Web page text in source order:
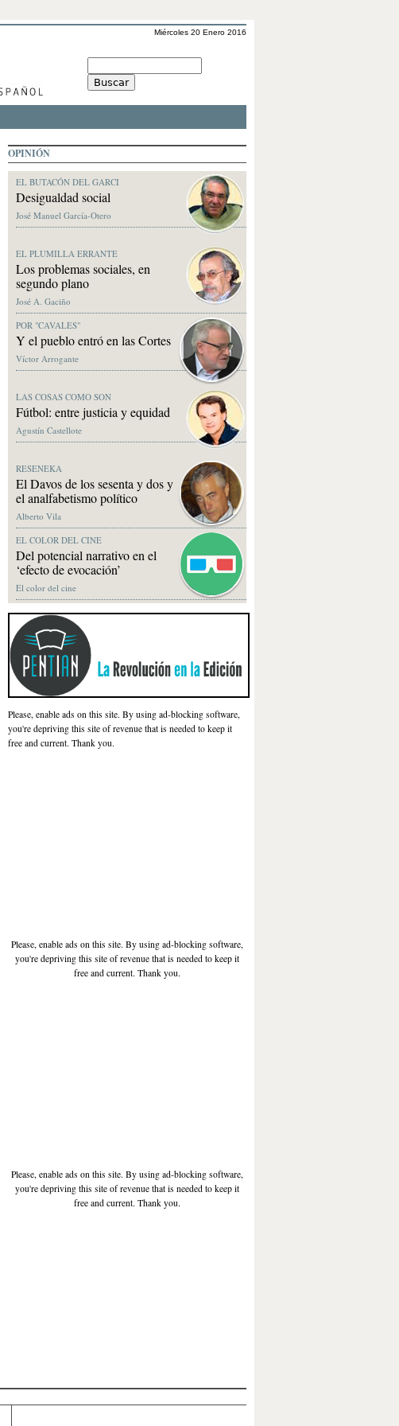
Miércoles 20 Enero 2016
OPINIÓN
EL BUTACÓN DEL GARCI
Desigualdad social
José Manuel García-Otero
EL PLUMILLA ERRANTE
Los problemas sociales, en
segundo plano
José A. Gaciño
POR "CAVALES"
Y el pueblo entró en las Cortes
Víctor Arrogante
LAS COSAS COMO SON
Fútbol: entre justicia y equidad
Agustín Castellote
RESENEKA
El Davos de los sesenta y dos y
el analfabetismo político
Alberto Vila
EL COLOR DEL CINE
Del potencial narrativo en el
‘efecto de evocación’
El color del cine
Please, enable ads on this site. By using ad-blocking software,
you're depriving this site of revenue that is needed to keep it
free and current. Thank you.
Please, enable ads on this site. By using ad-blocking software,
you're depriving this site of revenue that is needed to keep it
free and current. Thank you.
Please, enable ads on this site. By using ad-blocking software,
you're depriving this site of revenue that is needed to keep it
free and current. Thank you.